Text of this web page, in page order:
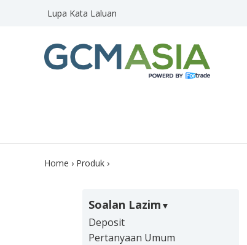
Lupa Kata Laluan
Home › Produk ›
Soalan Lazim
Deposit
Pertanyaan Umum